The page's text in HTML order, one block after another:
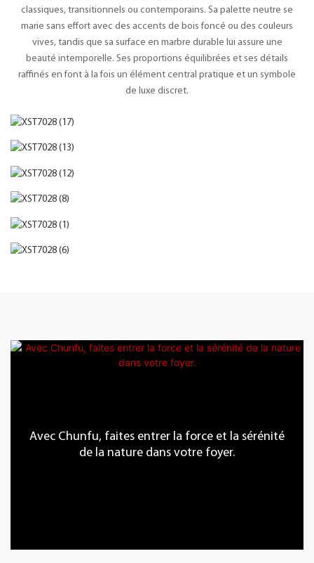
classiques, transitionnels ou contemporains. Sa palette neutre se
marie sans effort avec des accents de bois foncé ou des couleurs
vives, tandis que sa surface en marbre durable lui assure une
beauté intemporelle. Ses proportions équilibrées et ses détails
raffinés en font à la fois un élément central pratique et un symbole
de luxe discret.
Avec Chunfu, faites entrer la force et la sérénité
de la nature dans votre foyer.